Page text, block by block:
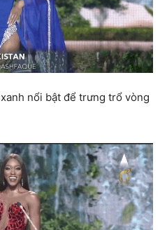
nổi bật để trưng trổ vòng